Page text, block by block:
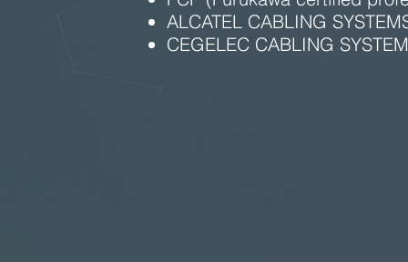
ALCATEL CABLING
CEGELEC CABLING SYSTEM